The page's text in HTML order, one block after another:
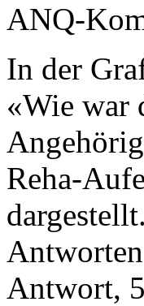
ANQ-
In der
«Wie war
Reha-
Antwort,